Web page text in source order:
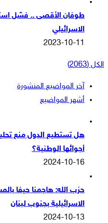
طوفان الأقصى .. فشل
الاسرائيلي
2023-10-11
الكل (2063)
آخر المواضيع المنشورة
أشهر المواضيع
هل تستطيع الدول منع
أجوائها الوطنية؟
2024-10-16
حزب الله: هاجمنا حيفا
الاسرائيلية بجنوب لبنان
2024-10-13